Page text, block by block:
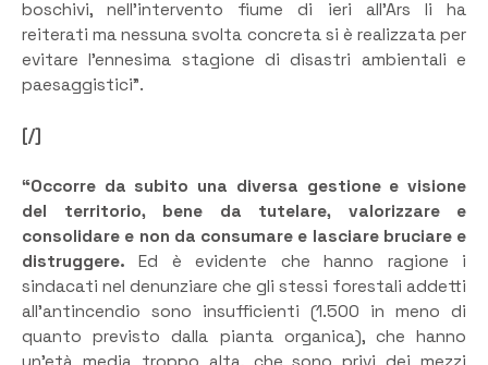
boschivi, nell’intervento fiume di ieri all’Ars li ha
reiterati ma nessuna svolta concreta si è realizzata per
evitare l’ennesima stagione di disastri ambientali e
paesaggistici”.
[/]
“Occorre da subito una diversa gestione e visione
del territorio, bene da tutelare, valorizzare e
consolidare e non da consumare e lasciare bruciare e
distruggere. Ed è evidente che hanno ragione i
sindacati nel denunziare che gli stessi forestali addetti
all’antincendio sono insufficienti (1.500 in meno di
quanto previsto dalla pianta organica), che hanno